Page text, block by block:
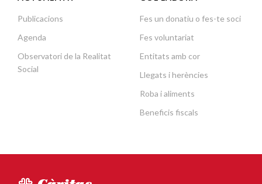
Publicacions
Agenda
Observatori de la Realitat
Social
Fes un donatiu o fes-te soci
Fes voluntariat
Entitats amb cor
Llegats i herències
Roba i aliments
Beneficis fiscals